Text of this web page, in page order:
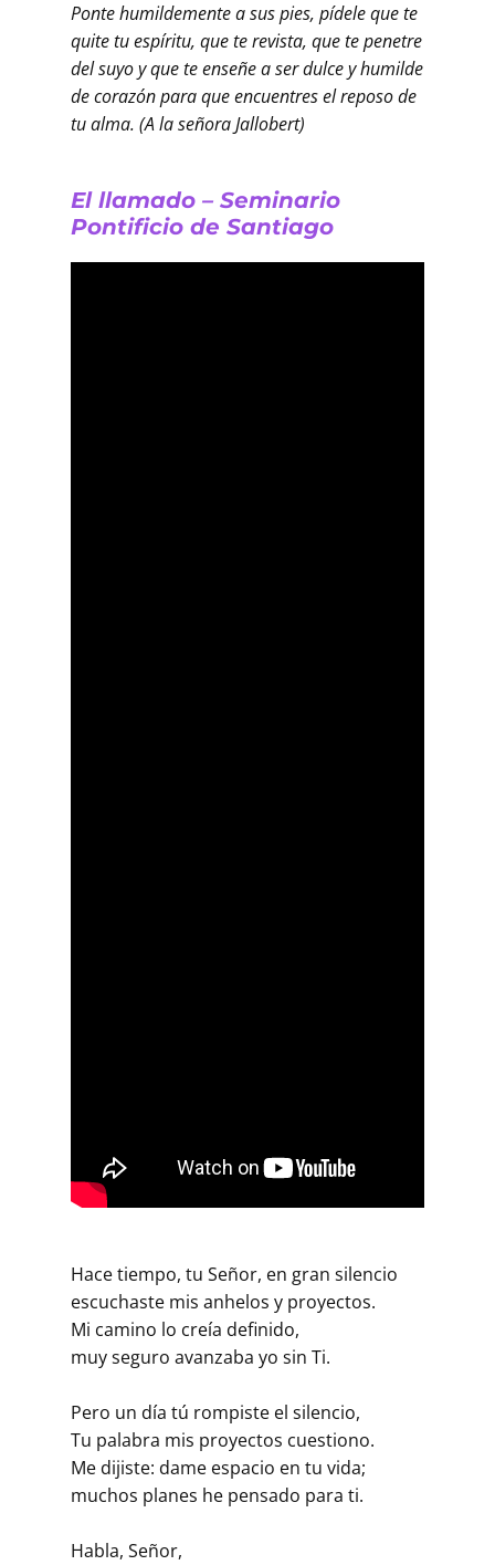
Ponte humildemente a sus pies, pídele que te
quite tu espíritu, que te revista, que te penetre
del suyo y que te enseñe a ser dulce y humilde
de corazón para que encuentres el reposo de
tu alma. (A la señora Jallobert)
El llamado – Seminario
Pontificio de Santiago
Hace tiempo, tu Señor, en gran silencio
escuchaste mis anhelos y proyectos.
Mi camino lo creía definido,
muy seguro avanzaba yo sin Ti.
Pero un día tú rompiste el silencio,
Tu palabra mis proyectos cuestiono.
Me dijiste: dame espacio en tu vida;
muchos planes he pensado para ti.
Habla, Señor,